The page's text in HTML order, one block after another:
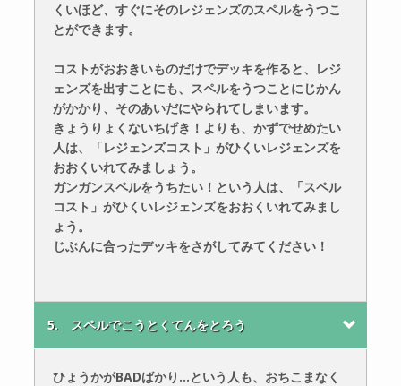
くいほど、すぐにそのレジェンズのスペルをうつこ
とができます。
コストがおおきいものだけでデッキを作ると、レジ
ェンズを出すことにも、スペルをうつことにじかん
がかかり、そのあいだにやられてしまいます。
きょうりょくないちげき！よりも、かずでせめたい
人は、「レジェンズコスト」がひくいレジェンズを
おおくいれてみましょう。
ガンガンスペルをうちたい！という人は、「スペル
コスト」がひくいレジェンズをおおくいれてみまし
ょう。
じぶんに合ったデッキをさがしてみてください！
5. スペルでこうとくてんをとろう
ひょうかがBADばかり…という人も、おちこまなく